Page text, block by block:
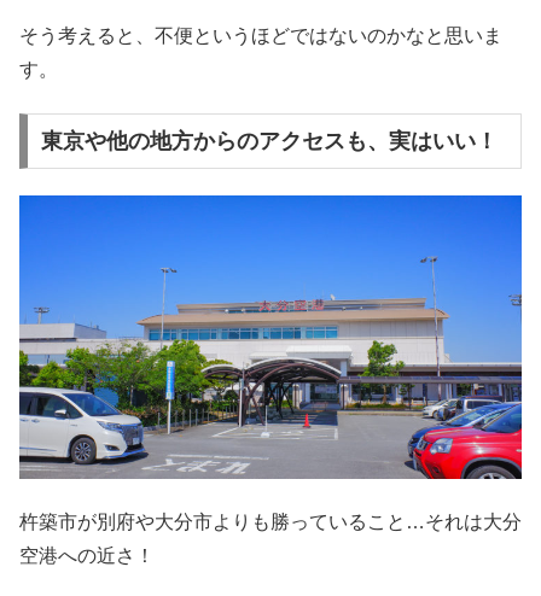
そう考えると、不便というほどではないのかなと思いま
す。
東京や他の地方からのアクセスも、実はいい！
杵築市が別府や大分市よりも勝っていること…それは大分
空港への近さ！